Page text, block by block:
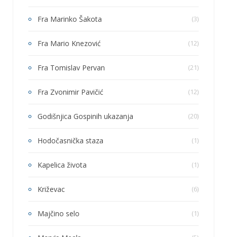
Fra Marinko Šakota (3)
Fra Mario Knezović (12)
Fra Tomislav Pervan (21)
Fra Zvonimir Pavičić (12)
Godišnjica Gospinih ukazanja (20)
Hodočasnička staza (1)
Kapelica života (1)
Križevac (6)
Majčino selo (1)